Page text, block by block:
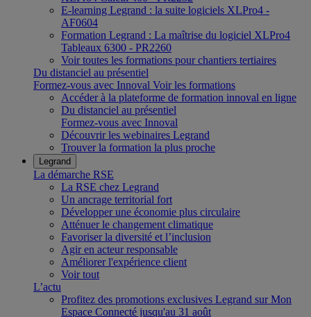
E-learning Legrand : la suite logiciels XLPro4 -
AF0604
Formation Legrand : La maîtrise du logiciel XLPro4
Tableaux 6300 - PR2260
Voir toutes les formations pour chantiers tertiaires
Du distanciel au présentiel
Formez-vous avec Innoval Voir les formations
Accéder à la plateforme de formation innoval en ligne
Du distanciel au présentiel
Formez-vous avec Innoval
Découvrir les webinaires Legrand
Trouver la formation la plus proche
Legrand
La démarche RSE
La RSE chez Legrand
Un ancrage territorial fort
Développer une économie plus circulaire
Atténuer le changement climatique
Favoriser la diversité et l’inclusion
Agir en acteur responsable
Améliorer l'expérience client
Voir tout
L’actu
Profitez des promotions exclusives Legrand sur Mon
Espace Connecté jusqu'au 31 août